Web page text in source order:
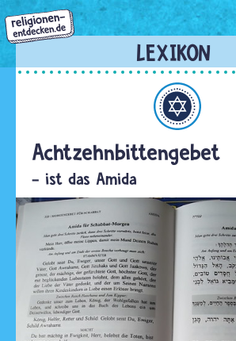
Direkt
zum
Inhalt
Achtzehnbittengebet
- ist das Amida